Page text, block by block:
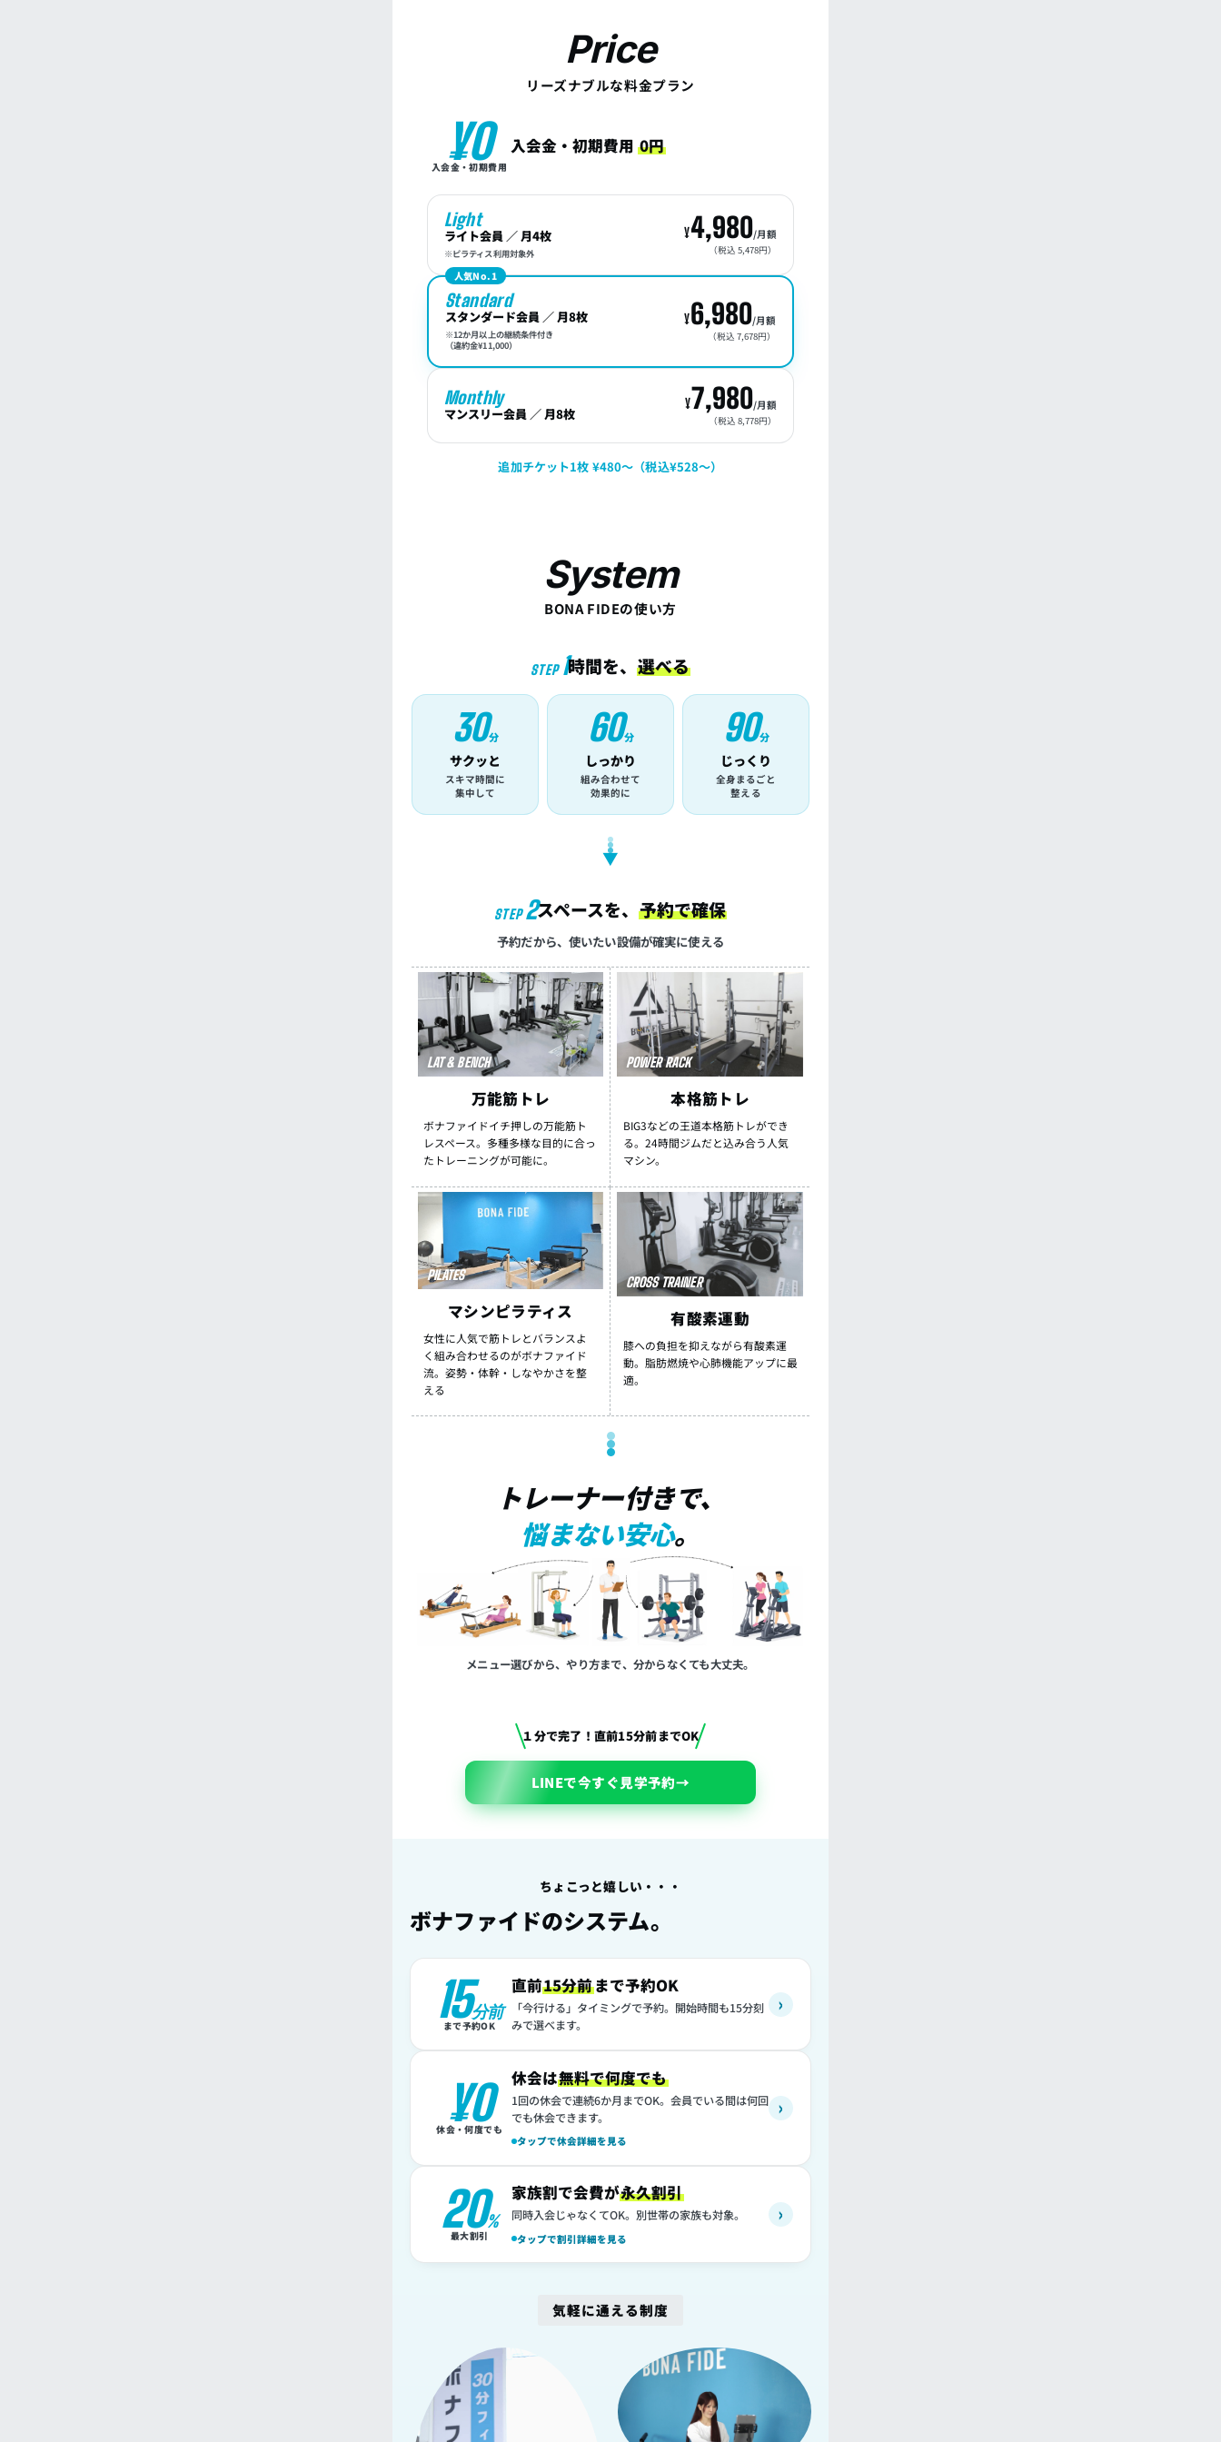
Price
リーズナブルな料金プラン
¥0
入会金・初期費用
入会金・初期費用0円
Light
ライト会員 ／ 月4枚
※ピラティス利用対象外
4,980/月額
（税込 5,478円）
人気No.1
Standard
スタンダード会員 ／ 月8枚
※12か月以上の継続条件付き
（違約金¥11,000）
6,980/月額
（税込 7,678円）
Monthly
マンスリー会員 ／ 月8枚 7,980/月額
（税込 8,778円）
追加チケット1枚 ¥480〜（税込¥528〜）
System
BONA FIDEの使い方
STEP 1時間を、 選べる
30分
サクッと
スキマ時間に
集中して
60分
しっかり
組み合わせて
効果的に
90分
じっくり
全身まるごと
整える
▼
STEP 2スペースを、 予約で確保
予約だから、使いたい設備が確実に使える
LAT & BENCH
万能筋トレ
ボナファイドイチ押しの万能筋ト
レスペース。多種多様な目的に合っ
たトレーニングが可能に。
POWER RACK
本格筋トレ
BIG3などの王道本格筋トレができ
る。24時間ジムだと込み合う人気
マシン。
PILATES
マシンピラティス
女性に人気で筋トレとバランスよ
く組み合わせるのがボナファイド
流。姿勢・体幹・しなやかさを整
える
CROSS TRAINER
有酸素運動
膝への負担を抑えながら有酸素運
動。脂肪燃焼や心肺機能アップに最
適。
トレーナー付きで、
悩まない安心。
メニュー選びから、やり方まで、分からなくても大丈夫。
１分で完了！直前15分前までOK
LINEで今すぐ見学予約→
ちょこっと嬉しい・・・
ボナファイドのシステム。
15分前
まで予約OK
直前15分前まで予約OK
「今行ける」タイミングで予約。開始時間も15分刻
みで選べます。
›
¥0
休会・何度でも
休会は無料で何度でも
1回の休会で連続6か月までOK。会員でいる間は何回
でも休会できます。
タップで休会詳細を見る
›
20%
最大割引
家族割で会費が永久割引
同時入会じゃなくてOK。別世帯の家族も対象。
タップで割引詳細を見る
›
気軽に通える制度